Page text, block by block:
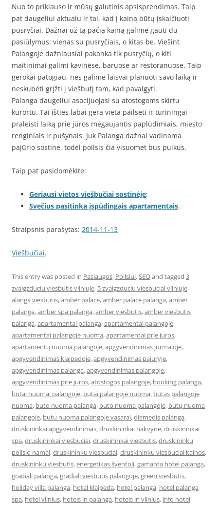
Nuo to priklauso ir mūsų galutinis apsisprendimas. Taip
pat daugeliui aktualu ir tai, kad į kainą būtų įskaičiuoti
pusryčiai. Dažnai už tą pačią kainą galime gauti du
pasiūlymus: vienas su pusryčiais, o kitas be. Viešint
Palangoje dažniausiai pakanka tik pusryčių, o kiti
maitinimai galimi kavinėse, baruose ar restoranuose. Taip
gerokai patogiau, nes galime laisvai planuoti savo laiką ir
neskubėti grįžti į viešbutį tam, kad pavalgyti.
Palanga daugeliui asocijuojasi su atostogoms skirtu
kurortu. Tai išties labai gera vieta pailsėti ir turiningai
praleisti laiką prie jūros mėgaujantis paplūdimiais, miesto
renginiais ir pušynais. Juk Palanga dažnai vadinama
pajūrio sostine, todėl poilsis čia visuomet bus puikus.
Taip pat pasidomėkite:
Geriausi vietos viešbučiai sostinėje;
Svečius pasitinka įspūdingais apartamentais.
Straipsnis parašytas: 2014-11-13
Viešbučiai.
This entry was posted in Paslaugos, Poilsiui,SEOand tagged 3
zvaigzduciu viesbutis vilniuje, 5 zvaigzduciu viesbuciai vilniuje,
alanga viesbutis,amber palace,amber palace palanga,amber
palanga,amber spa palanga,amber viesbutis,amber viesbutis
palanga,apartamentai palanga,apartamentai palangoje,
apartamentai palangoje nuoma,apartamentai prie juros,
apartamentų nuoma palangoje,apgyvendinimas jurmaloje,
apgyvendinimas klaipedoje,apgyvendinimas pajuryje,
apgyvendinimas palanga,apgyvendinimas palangoje,
apgyvendinimas prie juros,atostogos palangoje, booking palanga,
butai nuomai palangoje, butai palangoje nuoma, butas palangoje
nuoma, buto nuoma palanga, buto nuoma palangoje, butų nuoma
palangoje, butu nuoma palangoje vasarai,diemedis palanga,
druskininkai apgyvendinimas,druskininkai nakvyne,druskininkai
spa,druskininkai viesbuciai,druskininkai viesbutis,druskininku
poilsio namai,druskininku viesbuciai,druskininku viesbuciai kainos,
druskininku viesbutis,energetikas šventoji,gamanta hotel palanga,
gradiali palanga,gradiali viesbutis palangoje,green viesbutis,
holiday villa palanga, hotel klaipeda, hotel palanga, hotel palanga
spa, hotel vilnius, hotels in palanga, hotels in vilnius, info hotel